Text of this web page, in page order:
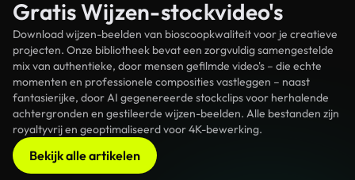
Gratis Wijzen-stockvideo's
Download wijzen-beelden van bioscoopkwaliteit voor je creatieve
projecten. Onze bibliotheek bevat een zorgvuldig samengestelde
mix van authentieke, door mensen gefilmde video's – die echte
momenten en professionele composities vastleggen – naast
fantasierijke, door AI gegenereerde stockclips voor herhalende
achtergronden en gestileerde wijzen-beelden. Alle bestanden zijn
royaltyvrij en geoptimaliseerd voor 4K-bewerking.
Bekijk alle artikelen